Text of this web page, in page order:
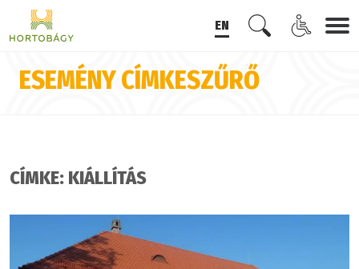
EN
ESEMÉNY CÍMKESZŰRŐ
CÍMKE: KIÁLLÍTÁS